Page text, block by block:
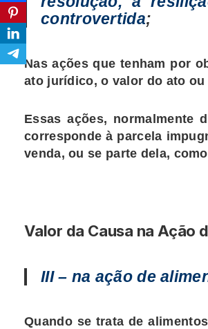
controvertida;
Nas ações que tenham por
ato jurídico, o valor do ato
Essas ações, normalmente
corresponde à parcela
venda, ou se parte dela,
Valor da Causa na Ação
III – na ação de
Quando se trata de